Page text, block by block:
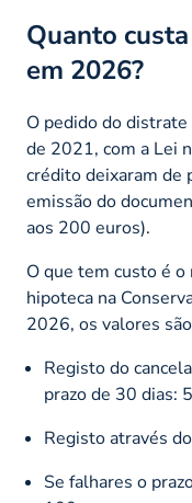
Quanto
em 2026?
O pedido do
de 2021, com a Lei
crédito deixaram de
emissão do
aos 200 euros).
O que tem custo é
hipoteca na
2026, os valores
Registo do
prazo de 30 dias:
Registo através do
Se falhares o